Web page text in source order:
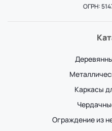
ОГРН:
Каркасы
Ограждение из